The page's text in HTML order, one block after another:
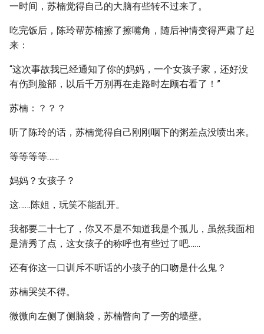
一时间，苏楠觉得自己的大脑有些转不过来了。
吃完饭后，陈玲帮苏楠擦了擦嘴角，随后神情变得严肃了起
来：
“这次事故我已经通知了你的妈妈，一个女孩子家，还好没
有伤到脸部，以后千万别再在走路时左顾右看了！”
苏楠：？？？
听了陈玲的话，苏楠觉得自己刚刚咽下的粥差点没喷出来。
等等等等……
妈妈？女孩子？
这……陈姐，玩笑不能乱开。
我都要二十七了，你又不是不知道我是个孤儿，虽然我面相
是清秀了点，这女孩子的称呼也有些过了吧……
还有你这一口训斥不听话的小孩子的口吻是什么鬼？
苏楠哭笑不得。
微微向左侧了侧脑袋，苏楠瞥向了一旁的墙壁。